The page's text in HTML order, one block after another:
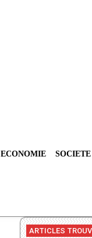
ECONOMIE SOCIETE
ARTICLES